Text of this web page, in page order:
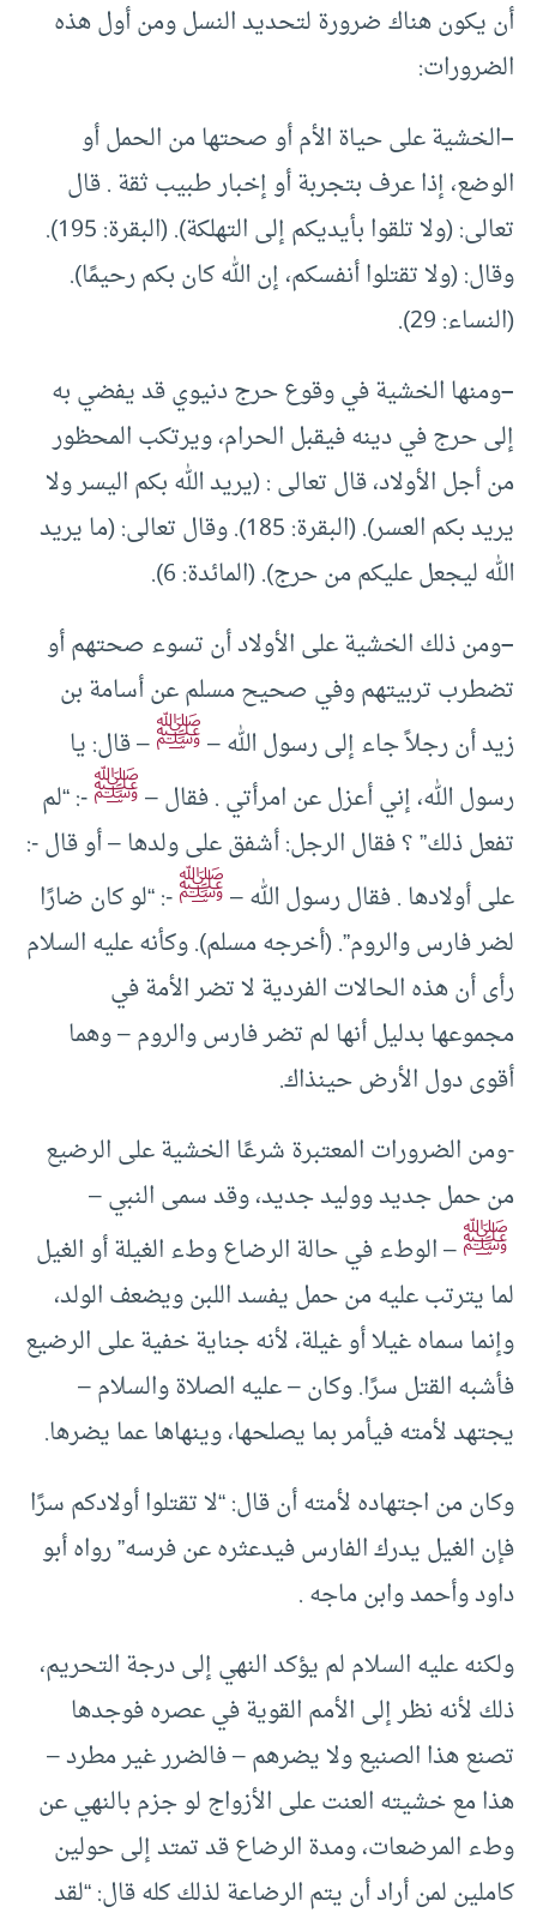
أن يكون هناك ضرورة لتحديد النسل ومن أول هذه
الضرورات:
–الخشية على حياة الأم أو صحتها من الحمل أو
الوضع، إذا عرف بتجربة أو إخبار طبيب ثقة . قال
تعالى: (ولا تلقوا بأيديكم إلى التهلكة). (البقرة: 195).
وقال: (ولا تقتلوا أنفسكم، إن الله كان بكم رحيمًا).
(النساء: 29).
–ومنها الخشية في وقوع حرج دنيوي قد يفضي به
إلى حرج في دينه فيقبل الحرام، ويرتكب المحظور
من أجل الأولاد، قال تعالى : (يريد الله بكم اليسر ولا
يريد بكم العسر). (البقرة: 185). وقال تعالى: (ما يريد
الله ليجعل عليكم من حرج). (المائدة: 6).
–ومن ذلك الخشية على الأولاد أن تسوء صحتهم أو
تضطرب تربيتهم وفي صحيح مسلم عن أسامة بن
زيد أن رجلاً جاء إلى رسول الله –ﷺ– قال: يا
رسول الله، إني أعزل عن امرأتي . فقال –ﷺ-: “لم
تفعل ذلك” ؟ فقال الرجل: أشفق على ولدها – أو قال -:
على أولادها . فقال رسول الله –ﷺ-: “لو كان ضارًا
لضر فارس والروم”. (أخرجه مسلم). وكأنه عليه السلام
رأى أن هذه الحالات الفردية لا تضر الأمة في
مجموعها بدليل أنها لم تضر فارس والروم – وهما
أقوى دول الأرض حينذاك.
-ومن الضرورات المعتبرة شرعًا الخشية على الرضيع
من حمل جديد ووليد جديد، وقد سمى النبي –
ﷺ– الوطء في حالة الرضاع وطء الغيلة أو الغيل
لما يترتب عليه من حمل يفسد اللبن ويضعف الولد،
وإنما سماه غيلا أو غيلة، لأنه جناية خفية على الرضيع
فأشبه القتل سرًا. وكان – عليه الصلاة والسلام –
يجتهد لأمته فيأمر بما يصلحها، وينهاها عما يضرها.
وكان من اجتهاده لأمته أن قال: “لا تقتلوا أولادكم سرًا
فإن الغيل يدرك الفارس فيدعثره عن فرسه” رواه أبو
داود وأحمد وابن ماجه .
ولكنه عليه السلام لم يؤكد النهي إلى درجة التحريم،
ذلك لأنه نظر إلى الأمم القوية في عصره فوجدها
تصنع هذا الصنيع ولا يضرهم – فالضرر غير مطرد –
هذا مع خشيته العنت على الأزواج لو جزم بالنهي عن
وطء المرضعات، ومدة الرضاع قد تمتد إلى حولين
كاملين لمن أراد أن يتم الرضاعة لذلك كله قال: “لقد